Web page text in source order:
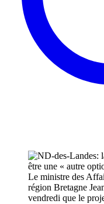
Le ministre des
région Bretagne
vendredi que le